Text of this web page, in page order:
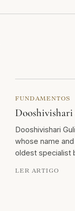
FUNDAMENTOS
Dooshivishari
whose name
oldest specialist
LER ARTIGO